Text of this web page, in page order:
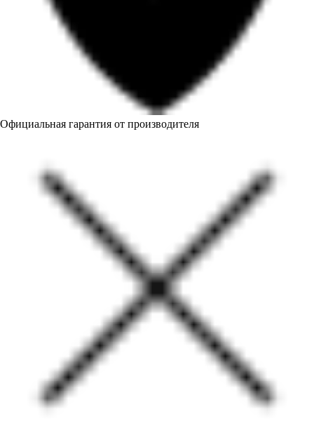
Официальная гарантия от производителя